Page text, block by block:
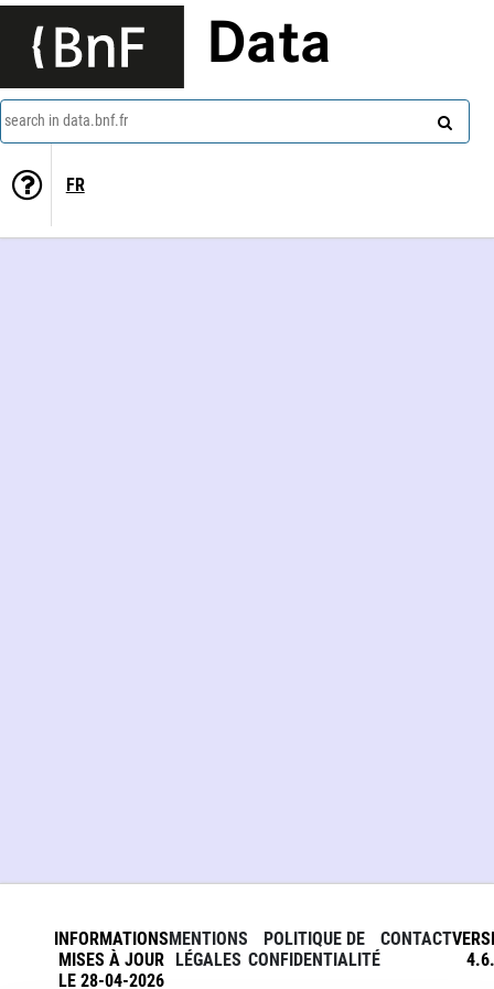
Data
search in data.bnf.fr
FR
INFORMATIONS
MISES À JOUR
LE 28-04-2026
MENTIONS
LÉGALES
POLITIQUE DE
CONFIDENTIALITÉ
CONTACT